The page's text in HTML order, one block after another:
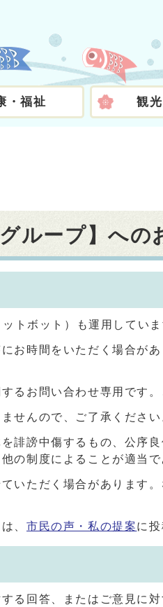
・福祉 観
ループ】への
トボット）も運用していま
お時間をいただく場合が
るお問い合わせ専用です
せんので、ご了承ください
誹謗中傷するもの、公序
の制度によることが適当
いただく場合があります
、 市民の声・私の提案に投
る回答、またはご意見に